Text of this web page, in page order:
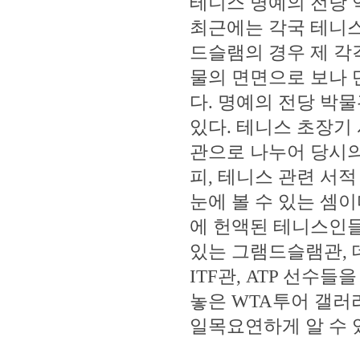
최근에는 각국 테니
드슬램의 경우 제
물의 면면으로 보나
다. 명예의 전당 박
있다. 테니스 초장
관으로 나누어 당시
피, 테니스 관련 서
눈에 볼 수 있는 셈
에 헌액된 테니스인
있는 그램드슬램관,
ITF관, ATP 선수들
놓은 WTA투어 갤러
일목요연하게 알 수